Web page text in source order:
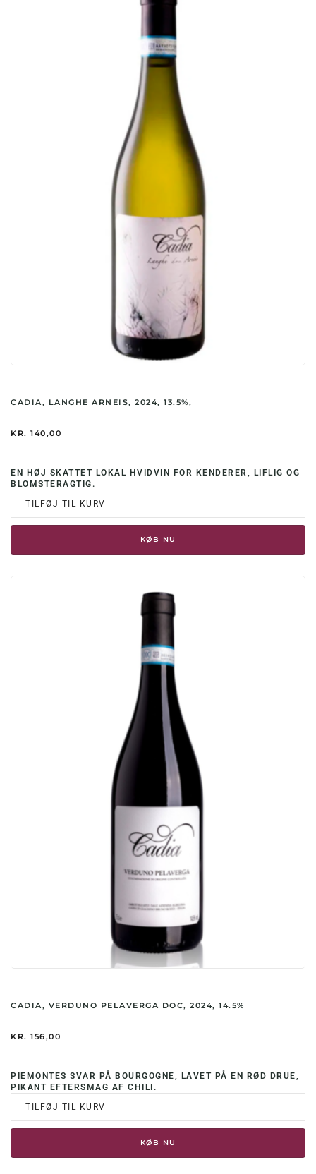
CADIA, LANGHE ARNEIS, 2024, 13.5%,
KR. 140,00
EN HØJ SKATTET LOKAL HVIDVIN FOR KENDERER, LIFLIG OG
BLOMSTERAGTIG.
TILFØJ TIL KURV
KØB NU
CADIA, VERDUNO PELAVERGA DOC, 2024, 14.5%
KR. 156,00
PIEMONTES SVAR PÅ BOURGOGNE, LAVET PÅ EN RØD DRUE,
PIKANT EFTERSMAG AF CHILI.
TILFØJ TIL KURV
KØB NU